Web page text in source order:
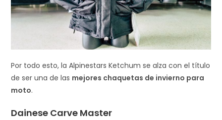
Por todo esto, la Alpinestars Ketchum se alza con el título
de ser una de las mejores chaquetas de invierno para
moto.
Dainese Carve Master